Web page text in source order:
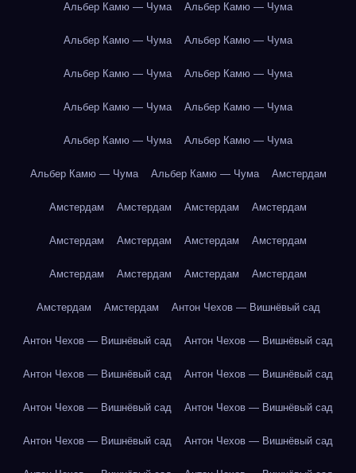
Альбер Камю — Чума Альбер Камю — Чума
Альбер Камю — Чума Альбер Камю — Чума
Альбер Камю — Чума Альбер Камю — Чума
Альбер Камю — Чума Альбер Камю — Чума
Альбер Камю — Чума Альбер Камю — Чума
Альбер Камю — Чума Альбер Камю — Чума Амстердам
Амстердам Амстердам Амстердам Амстердам
Амстердам Амстердам Амстердам Амстердам
Амстердам Амстердам Амстердам Амстердам
Амстердам Амстердам Антон Чехов — Вишнёвый сад
Антон Чехов — Вишнёвый сад Антон Чехов — Вишнёвый сад
Антон Чехов — Вишнёвый сад Антон Чехов — Вишнёвый сад
Антон Чехов — Вишнёвый сад Антон Чехов — Вишнёвый сад
Антон Чехов — Вишнёвый сад Антон Чехов — Вишнёвый сад